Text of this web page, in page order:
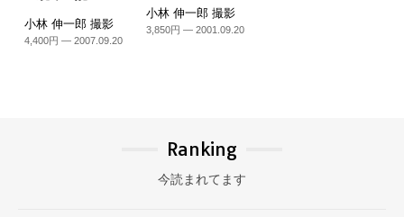
小林 伸一郎 撮影
4,400円 — 2007.09.20
小林 伸一郎 撮影
3,850円 — 2001.09.20
Ranking
今読まれてます